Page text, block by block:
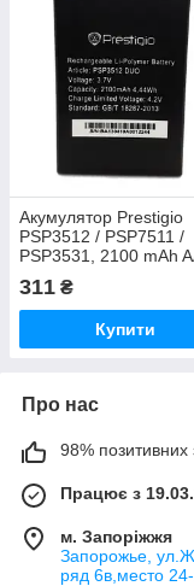
Акумулятор Prestigio
PSP3512 / PSP7511 /
PSP3531, 2100 mAh
311 ₴
Купити
Про нас
98% позитивних
Працює з
м. Запоріжжя
Запорожье,
ряд 6в,место